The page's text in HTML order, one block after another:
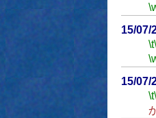
15/07/
\t
15/07/
\t